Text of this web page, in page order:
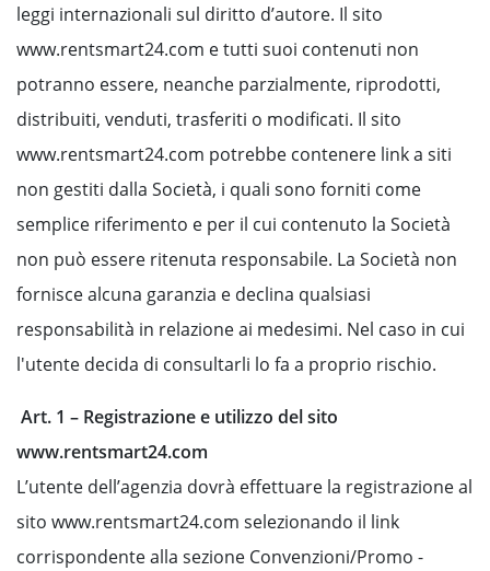
leggi internazionali sul diritto d’autore. Il sito
www.rentsmart24.com e tutti suoi contenuti non
potranno essere, neanche parzialmente, riprodotti,
distribuiti, venduti, trasferiti o modificati. Il sito
www.rentsmart24.com potrebbe contenere link a siti
non gestiti dalla Società, i quali sono forniti come
semplice riferimento e per il cui contenuto la Società
non può essere ritenuta responsabile. La Società non
fornisce alcuna garanzia e declina qualsiasi
responsabilità in relazione ai medesimi. Nel caso in cui
l'utente decida di consultarli lo fa a proprio rischio.
Art. 1 – Registrazione e utilizzo del sito
www.rentsmart24.com
L’utente dell’agenzia dovrà effettuare la registrazione al
sito www.rentsmart24.com selezionando il link
corrispondente alla sezione Convenzioni/Promo -